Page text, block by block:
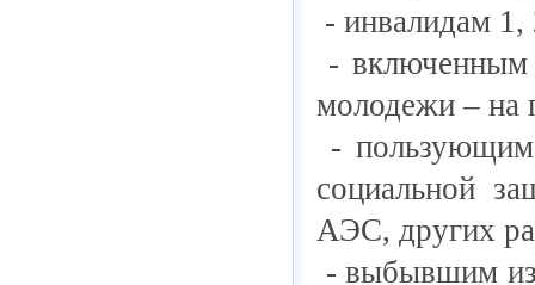
- инвалидам
- включенным
молодежи – на
-
социальной
АЭС, других
- выбывшим из